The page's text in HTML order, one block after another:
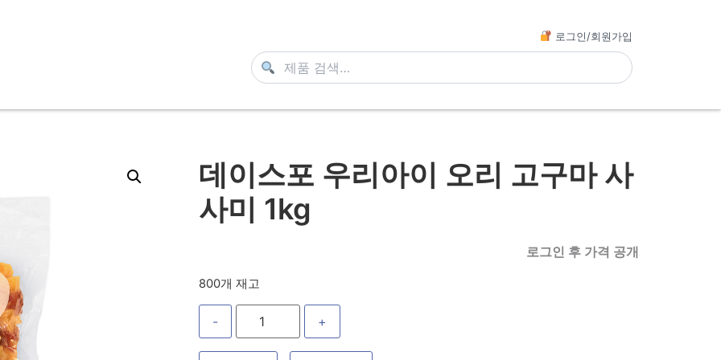
로그인/회원가입
데이스포 우리아이 오리 고구마 사
사미 1kg
로그인 후 가격 공개
800개 재고
- +